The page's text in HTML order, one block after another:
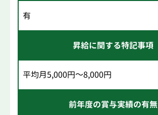
有
昇給に関する特記事項
平均月5,000円～8,000円
前年度の賞与実績の有無